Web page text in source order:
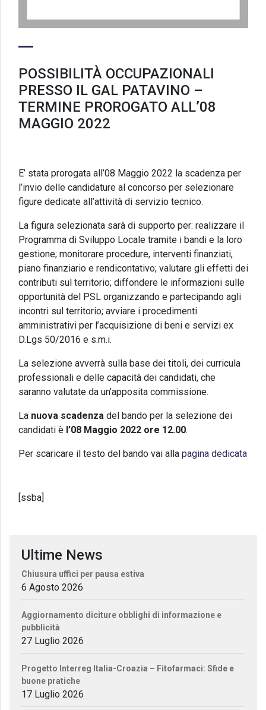
POSSIBILITÀ OCCUPAZIONALI
PRESSO IL GAL PATAVINO –
TERMINE PROROGATO ALL’08
MAGGIO 2022
E’ stata prorogata all’08 Maggio 2022 la scadenza per
l’invio delle candidature al concorso per selezionare
figure dedicate all’attività di servizio tecnico.
La figura selezionata sarà di supporto per: realizzare il
Programma di Sviluppo Locale tramite i bandi e la loro
gestione; monitorare procedure, interventi finanziati,
piano finanziario e rendicontativo; valutare gli effetti dei
contributi sul territorio; diffondere le informazioni sulle
opportunità del PSL organizzando e partecipando agli
incontri sul territorio; avviare i procedimenti
amministrativi per l’acquisizione di beni e servizi ex
D.Lgs 50/2016 e s.m.i.
La selezione avverrà sulla base dei titoli, dei curricula
professionali e delle capacità dei candidati, che
saranno valutate da un’apposita commissione.
La nuova scadenza del bando per la selezione dei
candidati è l’08 Maggio 2022 ore 12.00.
Per scaricare il testo del bando vai alla pagina dedicata
[ssba]
Ultime News
Chiusura uffici per pausa estiva
6 Agosto 2026
Aggiornamento diciture obblighi di informazione e
pubblicità
27 Luglio 2026
Progetto Interreg Italia-Croazia – Fitofarmaci: Sfide e
buone pratiche
17 Luglio 2026